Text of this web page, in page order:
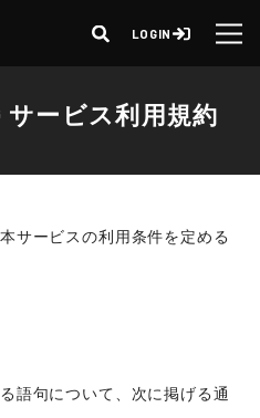
LOGIN
サービス利用規約
サービスの利用条件を定める
語句について、次に掲げる通